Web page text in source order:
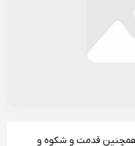
همچنین قدمت و شکوه و